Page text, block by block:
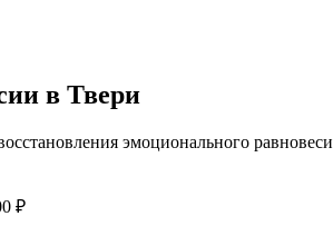
в Твери
эмоционального
₽